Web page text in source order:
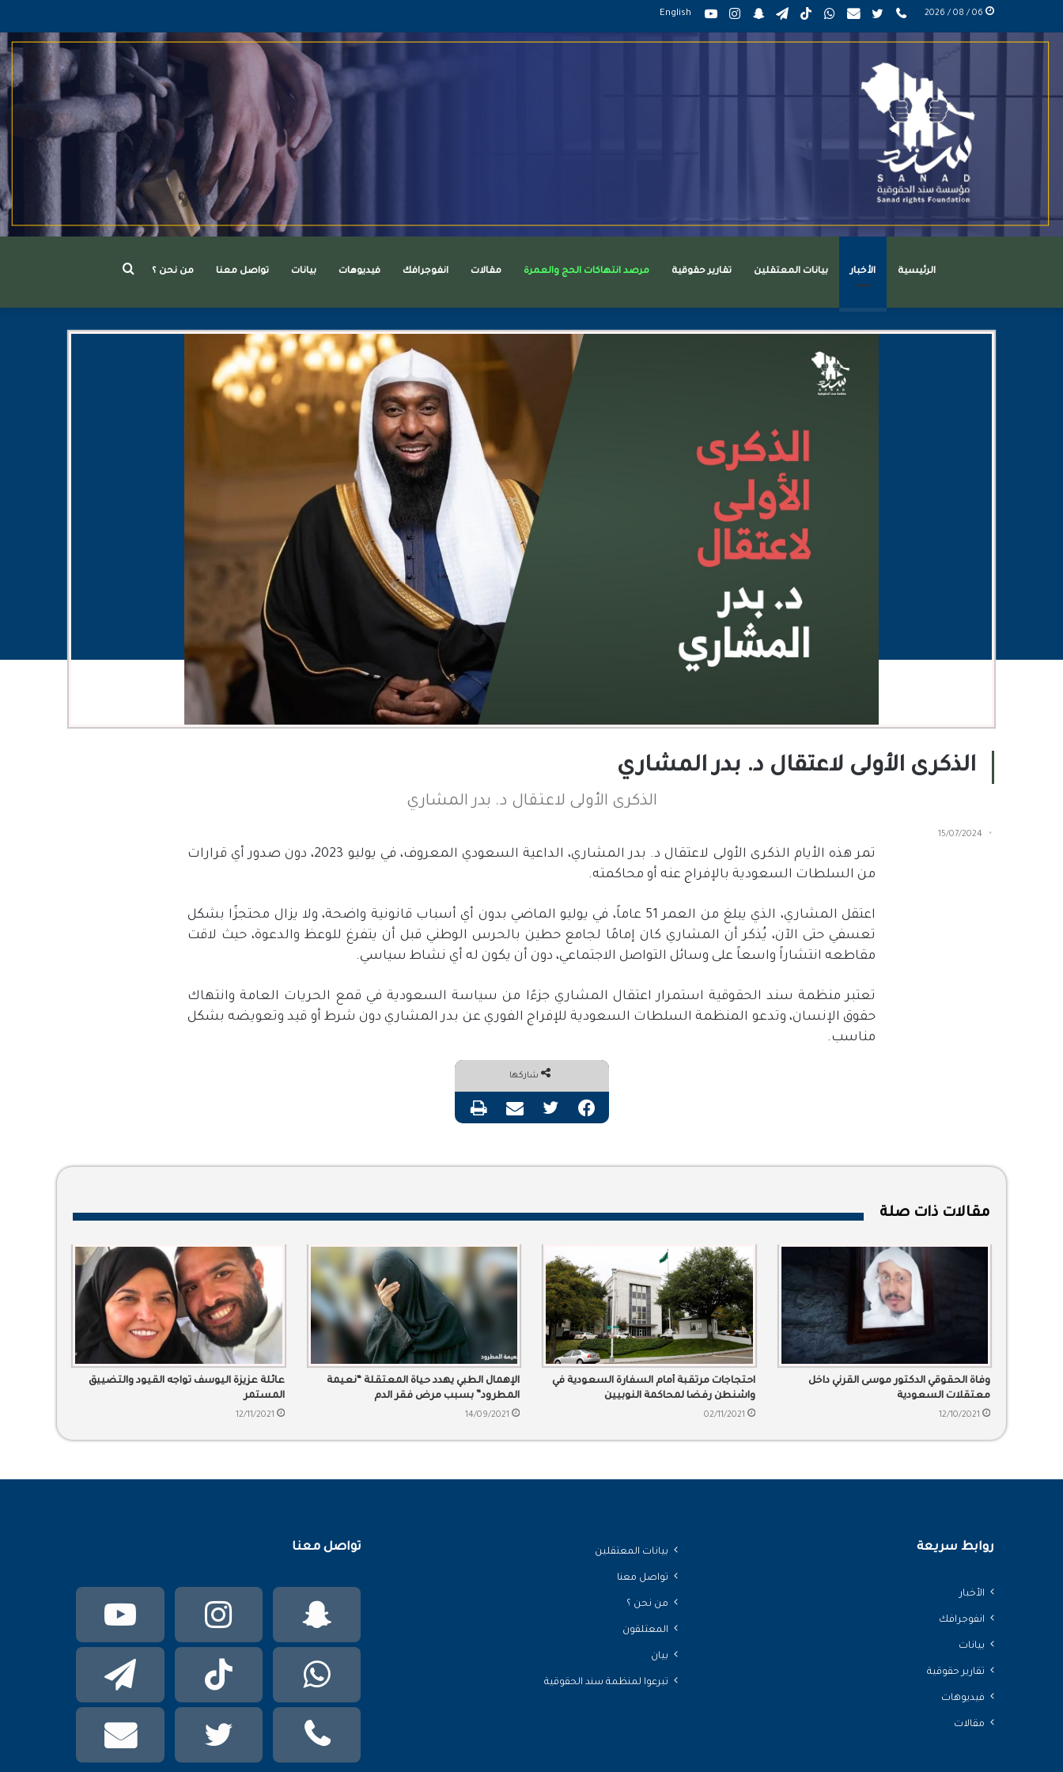
يوتيوب
انستقرام سناب
تشات
تيلقرامTikTokواتساب mail تويتر
عربي
phone
English
الرئيسية الأخبار بيانات المعتقلين تقارير حقوقية مرصد انتهاكات الحج والعمرة مقالات انفوجرافك فيديوهات بيانات تواصل معنا من نحن ؟
الذكرى الأولى لاعتقال د. بدر المشاري
الذكرى الأولى لاعتقال د. بدر المشاري
15/07/2024
تمر هذه الأيام الذكرى الأولى لاعتقال د. بدر المشاري، الداعية السعودي المعروف، في يوليو
، دون صدور أي قرارات
من السلطات السعودية بالإفراج عنه أو محاكمته.
اعتقل المشاري، الذي يبلغ من العمر51
عاماً، في يوليو الماضي بدون أي أسباب قانونية واضحة، ولا يزال محتجزًا بشكل
تعسفي حتى الآن، يُذكر أن المشاري كان إمامًا لجامع حطين بالحرس الوطني قبل أن يتفرغ للوعظ والدعوة، حيث لاقت
مقاطعه انتشاراً واسعاً على وسائل التواصل الاجتماعي، دون أن يكون له أي نشاط سياسي.
تعتبر منظمة سند الحقوقية استمرار اعتقال المشاري جزءًا من سياسة السعودية في قمع الحريات العامة وانتهاك
حقوق الإنسان، وتدعو المنظمة السلطات السعودية للإفراج الفوري عن بدر المشاري دون شرط أو قيد وتعويضه بشكل
مناسب.
شاركها
فيسبوك تويتر مشاركة عبر البريد طباعة
مقالات ذات صلة
وفاة الحقوقي الدكتور موسى القرني داخل
معتقلات السعودية
12/10/2021
احتجاجات مرتقبة أمام السفارة السعودية في
واشنطن رفضا لمحاكمة النوبيين
02/11/2021
الإهمال الطبي يهدد حياة المعتقلة “نعيمة
المطرود” بسبب مرض فقر الدم
14/09/2021
عائلة عزيزة اليوسف تواجه القيود والتضييق
المستمر
12/11/2021
روابط سريعة
الأخبار
انفوجرافك
بيانات
تقارير حقوقية
فيديوهات
مقالات
بيانات المعتقلين
تواصل معنا
من نحن ؟
المعتلقون
بيان
تبرعوا لمنظمة سند الحقوقية
تواصل معنا
يوتيوبانستقرام سناب
تشات
تيلقرام TikTok واتساب
mail
phone